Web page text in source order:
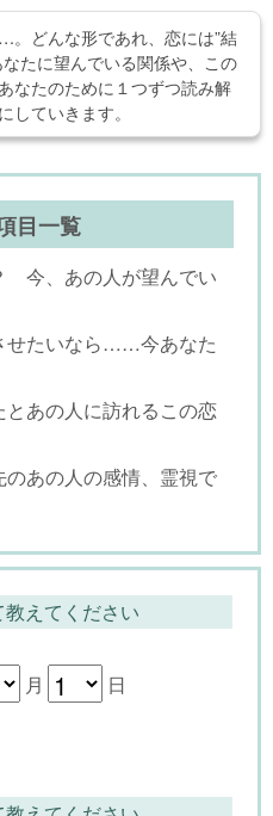
どんな形であれ、恋には”結
たに望んでいる関係や、この
たのために１つずつ読み解
していきます。
目一覧
今、あの人が望んでい
せたいなら……今あなた
とあの人に訪れるこの恋
のあの人の感情、霊視で
えてください
月 日